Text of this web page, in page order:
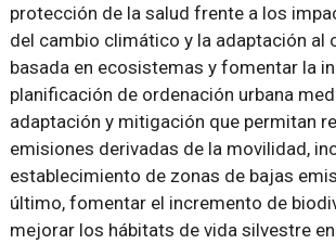
protección de la salud frente a los
del cambio climático y la adaptación al
basada en ecosistemas y fomentar la
planificación de ordenación urbana
adaptación y mitigación que permitan
emisiones derivadas de la movilidad,
establecimiento de zonas de bajas
último, fomentar el incremento de
mejorar los hábitats de vida silvestre